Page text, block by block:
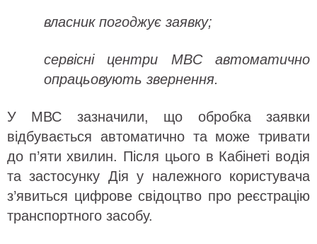
власник погоджує заявку;
сервісні центри МВС автоматично
опрацьовують звернення.
У МВС зазначили, що обробка заявки
відбувається автоматично та може тривати
до п’яти хвилин. Після цього в Кабінеті водія
та застосунку Дія у належного користувача
з’явиться цифрове свідоцтво про реєстрацію
транспортного засобу.